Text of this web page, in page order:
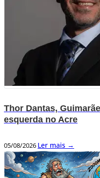
Thor Dantas,
esquerda no Acre
05/08/2026 Ler mais →